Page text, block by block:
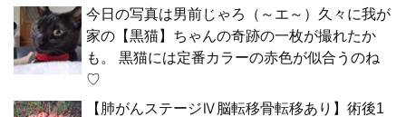
今日の写真は男前じゃろ（～エ～）久々に我が
家の【黒猫】ちゃんの奇跡の一枚が撮れたか
も。 黒猫には定番カラーの赤色が似合うのね
♡
【肺がんステージⅣ脳転移骨転移あり】術後1